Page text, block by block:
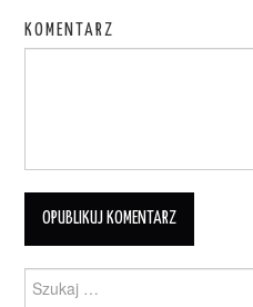
KOMENTARZ
Szukanie dla: